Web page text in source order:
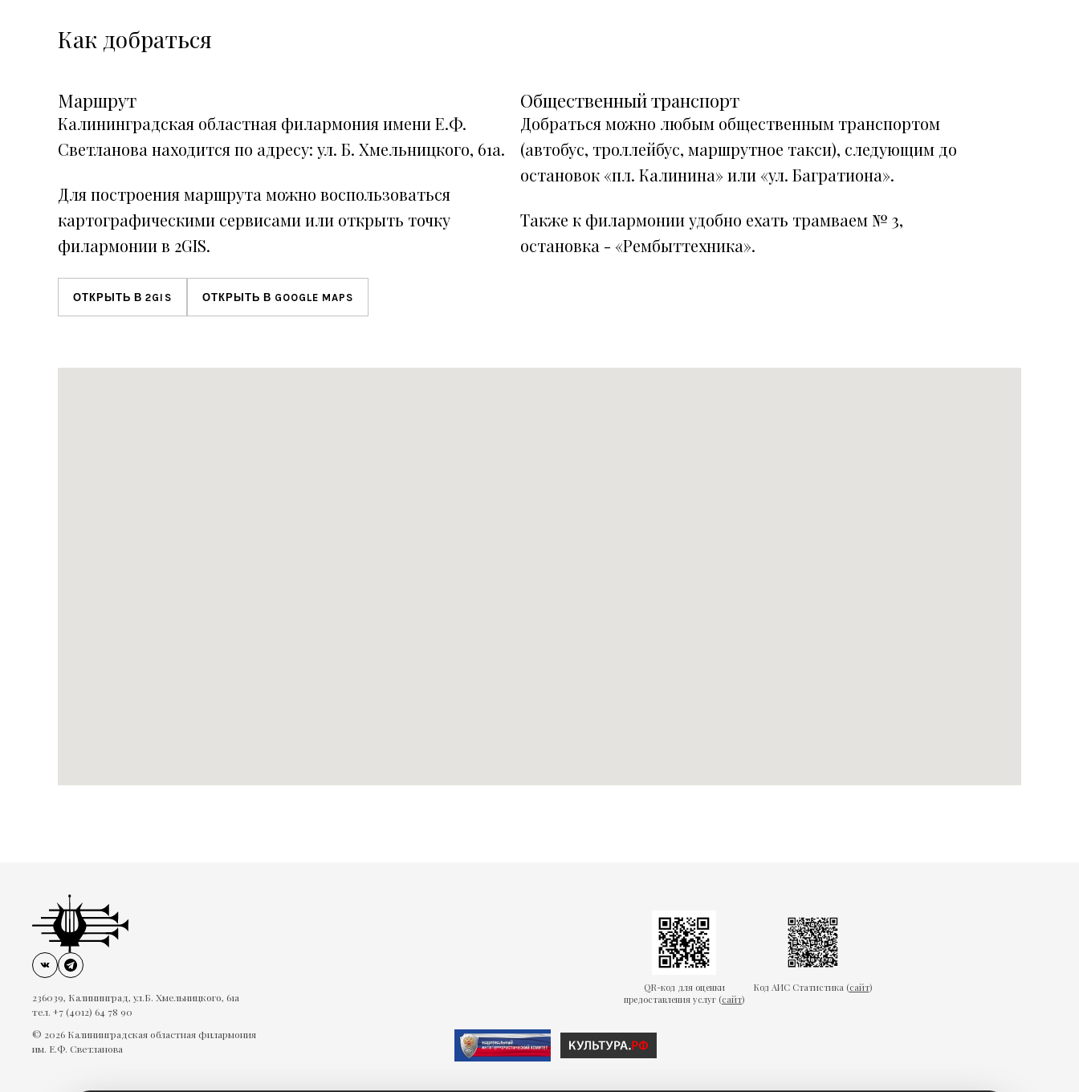
Как добраться
Маршрут
Калининградская областная филармония имени Е.Ф.
Светланова находится по адресу: ул. Б. Хмельницкого, 61а.
Для построения маршрута можно воспользоваться
картографическими сервисами или открыть точку
филармонии в 2GIS.
ОТКРЫТЬ В 2GIS ОТКРЫТЬ В GOOGLE MAPS
Общественный транспорт
Добраться можно любым общественным транспортом
(автобус, троллейбус, маршрутное такси), следующим до
остановок «пл. Калинина» или «ул. Багратиона».
Также к филармонии удобно ехать трамваем № 3,
остановка - «Рембыттехника».
236039, Калининград, ул.Б. Хмельницкого, 61а
тел. +7 (4012) 64 78 90
© 2026 Калининградская областная филармония
им. Е.Ф. Светланова
QR-код для оценки
предоставления услуг (сайт)
Код АИС Статистика (сайт)